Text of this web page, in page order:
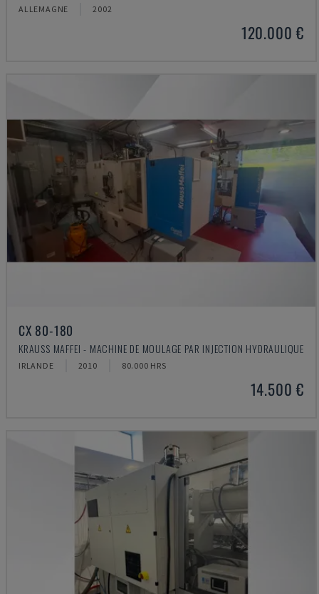
ALLEMAGNE 2002
120.000 €
CX 80-180
KRAUSS MAFFEI - MACHINE DE MOULAGE PAR INJECTION HYDRAULIQUE
IRLANDE 2010 80.000 HRS
14.500 €